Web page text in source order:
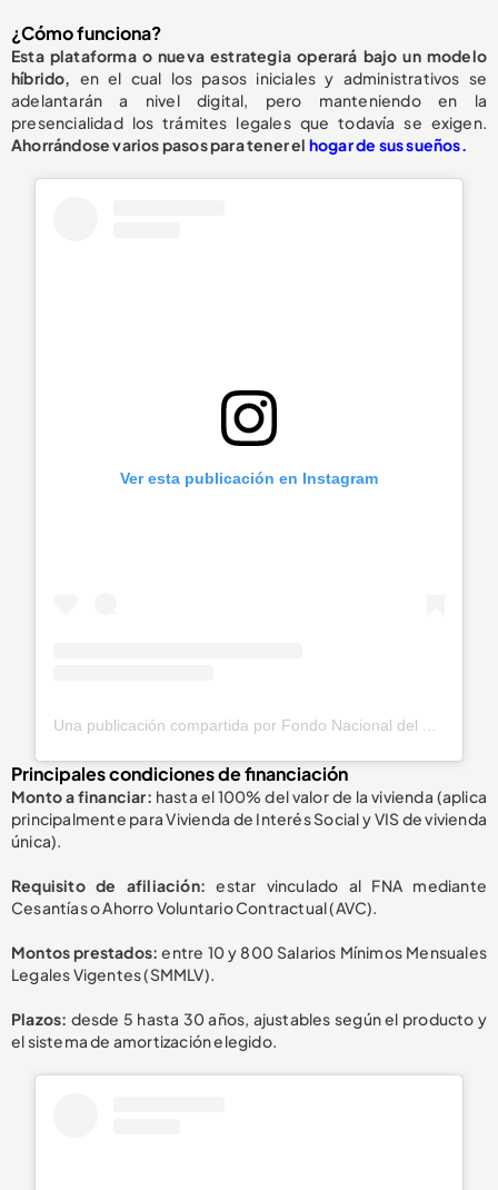
¿Cómo funciona?
Esta plataforma o nueva estrategia operará bajo un modelo
híbrido, en el cual los pasos iniciales y administrativos se
adelantarán a nivel digital, pero manteniendo en la
presencialidad los trámites legales que todavía se exigen.
Ahorrándose varios pasos para tener el hogar de sus sueños.
Ver esta publicación en Instagram
Principales condiciones de financiación
Monto a financiar: hasta el 100% del valor de la vivienda (aplica
principalmente para Vivienda de Interés Social y VIS de vivienda
única).
Requisito de afiliación:estar vinculado al FNA mediante
Cesantías o Ahorro Voluntario Contractual (AVC).
Montos prestados:entre 10 y 800 Salarios Mínimos Mensuales
Legales Vigentes (SMMLV).
Plazos: desde 5 hasta 30 años, ajustables según el producto y
el sistema de amortización elegido.